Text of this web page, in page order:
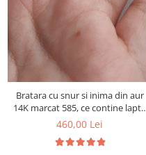
Bratara cu snur si inima din aur
14K marcat 585, ce contine lapte
matern, suvita de par si foita
aurie
460,00 Lei